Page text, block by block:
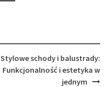
Stylowe schody i balustrady:
Funkcjonalność i estetyka w
jednym